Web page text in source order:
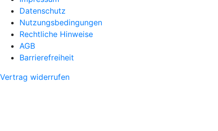
Datenschutz
Nutzungsbedingungen
Rechtliche Hinweise
AGB
Barrierefreiheit
Vertrag widerrufen